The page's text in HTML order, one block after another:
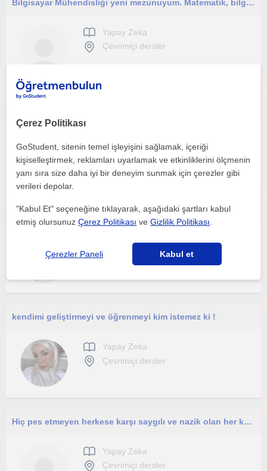
Bilgisayar Mühendisliği yeni mezunuyum. Matematik, bilgisayar, programlama ve teknoloji alanlarında öğrencilerin seviyesine uygun,
Yapay Zeka
Çevrimiçi dersler
Çevrimiçi dersler
Yapay Zeka
Çevrimiçi dersler
kendimi geliştirmeyi ve öğrenmeyi kim istemez ki !
Yapay Zeka
Çevrimiçi dersler
Hiç pes etmeyen herkese karşı saygılı ve nazik olan her kesime hitap eden biriyim.
Yapay Zeka
Çevrimiçi dersler
Çerez Politikası
GoStudent, sitenin temel işleyişini sağlamak, içeriği
kişiselleştirmek, reklamları uyarlamak ve etkinliklerini ölçmenin
yanı sıra size daha iyi bir deneyim sunmak için çerezler gibi
verileri depolar.
"Kabul Et" seçeneğine tıklayarak, aşağıdaki şartları kabul
etmiş olursunuzÇerez Politikası veGizlilik Politikası
Çerezler Paneli Kabul et